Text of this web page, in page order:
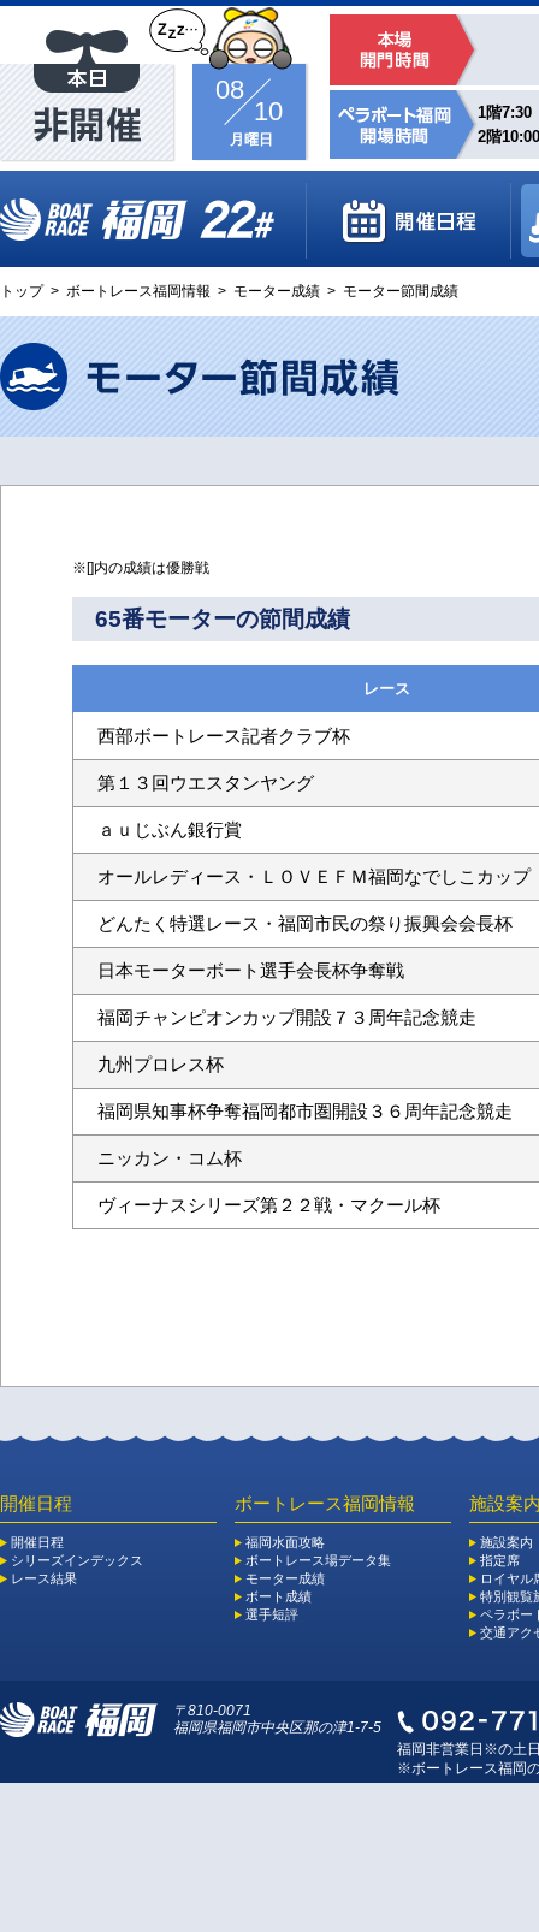
08
10
月曜日
1階7:30
2階10:00
トップ > ボートレース福岡情報 > モーター成績 > モーター節間成績
※[]内の成績は優勝戦
65番モーターの節間成績
レース
西部ボートレース記者クラブ杯
第１３回ウエスタンヤング
ａｕじぶん銀行賞
オールレディース・ＬＯＶＥＦＭ福岡なでしこカップ
どんたく特選レース・福岡市民の祭り振興会会長杯
日本モーターボート選手会長杯争奪戦
福岡チャンピオンカップ開設７３周年記念競走
九州プロレス杯
福岡県知事杯争奪福岡都市圏開設３６周年記念競走
ニッカン・コム杯
ヴィーナスシリーズ第２２戦・マクール杯
開催日程
開催日程
シリーズインデックス
レース結果
ボートレース福岡情報
福岡水面攻略
ボートレース場データ集
モーター成績
ボート成績
選手短評
施設案
施設案内
指定席
ロイヤル
特別観覧
ペラボー
交通アク
〒810-0071
福岡県福岡市中央区那の津1-7-5
福岡非営業日※の土
※ボートレース福岡